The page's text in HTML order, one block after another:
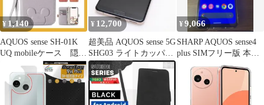
¥ 1,140
AQUOS sense SH-01K
UQ mobileケース 隠れ
ミッキー
¥ 12,700
超美品 AQUOS sense 5G
SHG03 ライトカッパー
本体 即日発送 土日祝発
送OK あすつく
¥9,066
SHARP AQUOS sense4
plus SIMフリー版 本体